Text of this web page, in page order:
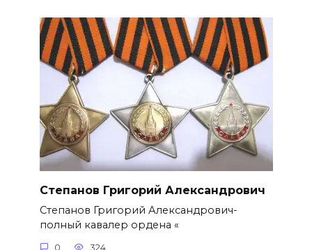
Степанов Григорий Александро­вич
Степанов Григорий Александро­вич-
полный кавалер ордена «
0 324